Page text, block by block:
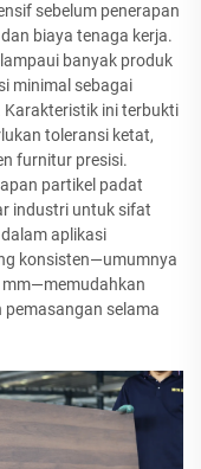
sebelum penerapan
biaya tenaga kerja.
banyak produk
minimal sebagai
Karakteristik ini terbukti
toleransi ketat,
furnitur presisi.
partikel padat
industri untuk sifat
aplikasi
konsisten—umumnya
selama